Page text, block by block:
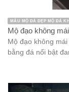
MẪU MỘ ĐÁ ĐẸP MỘ ĐÁ
Mộ đạo không
Mộ đạo không
bằng đá nổi bật